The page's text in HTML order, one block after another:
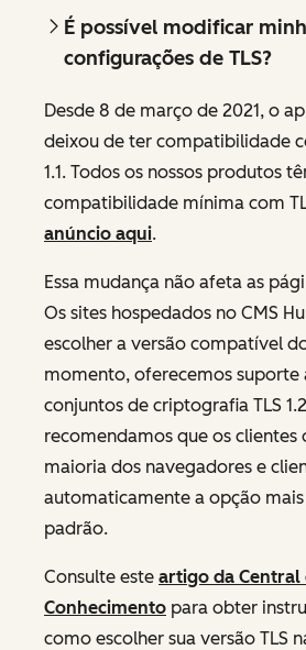
É possível modificar
configurações de TLS?
Desde 8 de março de 2021, o
deixou de ter compatibilidade
1.1. Todos os nossos produtos
compatibilidade mínima com
anúncio aqui.
Essa mudança não afeta as
Os sites hospedados no CMS
escolher a versão compatível
momento, oferecemos suporte
conjuntos de criptografia TLS 1.2
recomendamos que os clientes
maioria dos navegadores e
automaticamente a opção
padrão.
Consulte este artigo da Central
Conhecimento para obter
como escolher sua versão TLS